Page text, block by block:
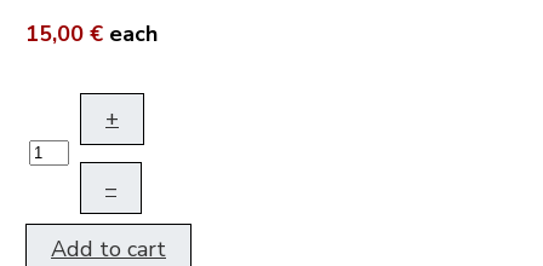
15,00 € each
+
–
Add to cart